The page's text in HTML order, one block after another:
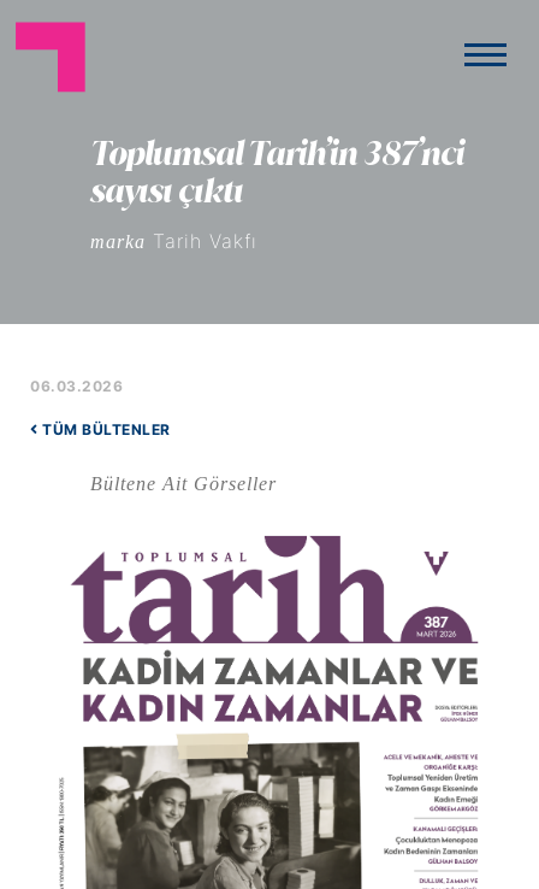
Toplumsal Tarih’in 387’nci
sayısı çıktı
marka Tarih Vakfı
06.03.2026
TÜM BÜLTENLER
Bültene Ait Görseller